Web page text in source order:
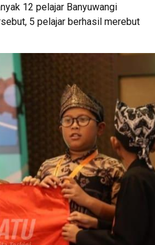
12 pelajar Banyuwangi
5 pelajar berhasil merebut